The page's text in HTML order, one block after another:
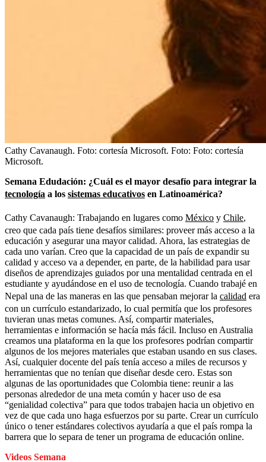
Cathy Cavanaugh. Foto: cortesía Microsoft. Foto: Foto: cortesía
Microsoft.
Semana Edudación: ¿Cuál es el mayor desafío para integrar la
tecnología a los sistemas educativos en Latinoamérica?
Cathy Cavanaugh: Trabajando en lugares como México y Chile,
creo que cada país tiene desafíos similares: proveer más acceso a la
educación y asegurar una mayor calidad. Ahora, las estrategias de
cada uno varían. Creo que la capacidad de un país de expandir su
calidad y acceso va a depender, en parte, de la habilidad para usar
diseños de aprendizajes guiados por una mentalidad centrada en el
estudiante y ayudándose en el uso de tecnología. Cuando trabajé en
Nepal una de las maneras en las que pensaban mejorar la calidad era
con un currículo estandarizado, lo cual permitía que los profesores
tuvieran unas metas comunes. Así, compartir materiales,
herramientas e información se hacía más fácil. Incluso en Australia
creamos una plataforma en la que los profesores podrían compartir
algunos de los mejores materiales que estaban usando en sus clases.
Así, cualquier docente del país tenía acceso a miles de recursos y
herramientas que no tenían que diseñar desde cero. Estas son
algunas de las oportunidades que Colombia tiene: reunir a las
personas alrededor de una meta común y hacer uso de esa
“genialidad colectiva” para que todos trabajen hacia un objetivo en
vez de que cada uno haga esfuerzos por su parte. Crear un currículo
único o tener estándares colectivos ayudaría a que el país rompa la
barrera que lo separa de tener un programa de educación online.
Videos Semana